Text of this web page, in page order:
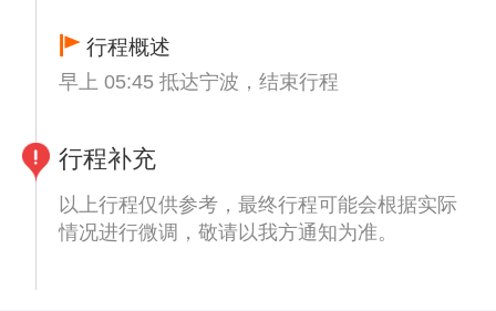
续发挥自己的想象，除了气吞列车，还有什么
有趣的创意呢。
用午餐，游客自理(可以与导游沟通)。
《红岩》原型，位于重庆市沙坪坝区歌乐山，
务在此设立监狱，并在关押着许多爱国人士及
地下党人士，并发动了多起屠杀事件，因此也
行程概述
早上 05:45 抵达宁波，结束行程
行程补充
以上行程仅供参考，最终行程可能会根据实际
情况进行微调，敬请以我方通知为准。